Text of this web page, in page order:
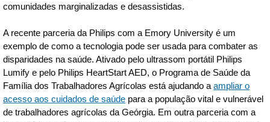
comunidades marginalizadas e desassistidas.
A recente parceria da Philips com a Emory University é um
exemplo de como a tecnologia pode ser usada para combater as
disparidades na saúde. Ativado pelo ultrassom portátil Philips
Lumify e pelo Philips HeartStart AED, o Programa de Saúde da
Família dos Trabalhadores Agrícolas está ajudando aampliar o
acesso aos cuidados de saúde para a população vital e vulnerável
de trabalhadores agrícolas da Geórgia. Em outra parceria com a